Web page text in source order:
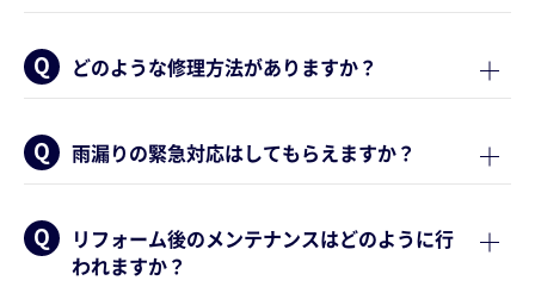
どのような修理方法がありますか？
雨漏りの緊急対応はしてもらえますか？
リフォーム後のメンテナンスはどのように行
われますか？